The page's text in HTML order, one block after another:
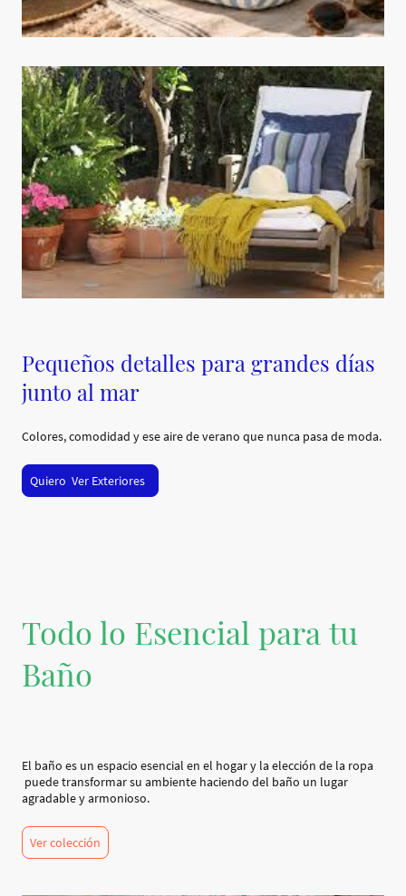
Pequeños detalles para grandes días
junto al mar
Colores, comodidad y ese aire de verano que nunca pasa de moda.
Quiero Ver Exteriores
Todo lo Esencial para tu
Baño
El baño es un espacio esencial en el hogar y la elección de la ropa
puede transformar su ambiente haciendo del baño un lugar
agradable y armonioso.
Ver colección